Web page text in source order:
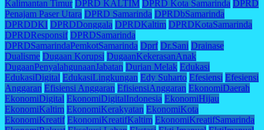
Kalimantan Timur DPRD KALTIM DPRD Kota Samarinda DPRD
Penajam Paser Utara DPRD Samarinda DPRDbSamarinda
DPRDDKI DPRDDonggala DPRDKaltim DPRDKotaSamarinda
DPRDResponsif DPRDSamarinda
DPRDSamarindaPemkotSamarinda Dprf Dr.Sani Drainase
Dualisme Dugaan Korupsi DugaanKekerasanAnak
DugaanPenyalahgunaanJabatan Durian Melak Edukasi
EdukasiDigital EdukasiLingkungan Edy Suharto Efesiensi Efesiensi
Anggaran Efisiensi Anggaran EfisiensiAnggaran EkonomiDaerah
EkonomiDigital EkonomiDigitalIndonesia EkonomiHijau
EkonomiKaltim EkonomiKerakyatan EkonomiKota
EkonomiKreatif EkonomiKreatifKaltim EkonomiKreatifSamarinda